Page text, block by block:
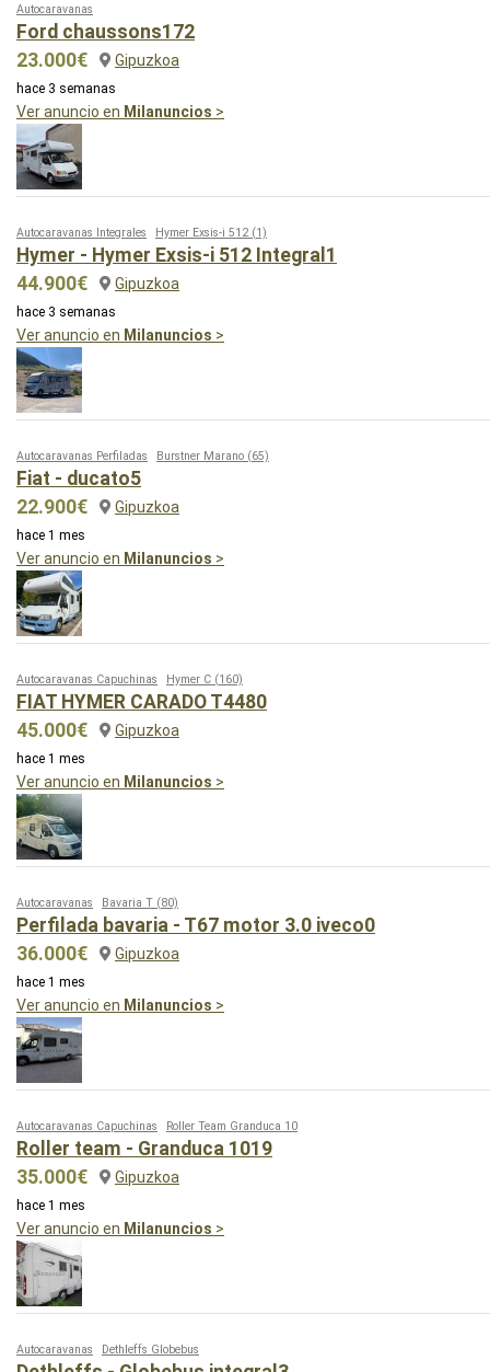
Autocaravanas
Ford chaussons172
23.000€
Gipuzkoa
hace 3 semanas
Ver anuncio en Milanuncios >
Autocaravanas Integrales Hymer Exsis-i 512 (1)
Hymer - Hymer Exsis-i 512 Integral1
44.900€
Gipuzkoa
hace 3 semanas
Ver anuncio en Milanuncios >
Autocaravanas Perfiladas Burstner Marano (65)
Fiat - ducato5
22.900€
Gipuzkoa
hace 1 mes
Ver anuncio en Milanuncios >
Autocaravanas Capuchinas Hymer C (160)
FIAT HYMER CARADO T4480
45.000€
Gipuzkoa
hace 1 mes
Ver anuncio en Milanuncios >
Autocaravanas Bavaria T (80)
Perfilada bavaria - T67 motor 3.0 iveco0
36.000€
Gipuzkoa
hace 1 mes
Ver anuncio en Milanuncios >
Autocaravanas Capuchinas Roller Team Granduca 10
Roller team - Granduca 1019
35.000€
Gipuzkoa
hace 1 mes
Ver anuncio en Milanuncios >
Autocaravanas Dethleffs Globebus